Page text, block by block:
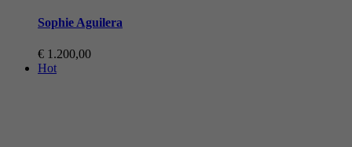
Sophie Aguilera
€ 1.200,00
Hot